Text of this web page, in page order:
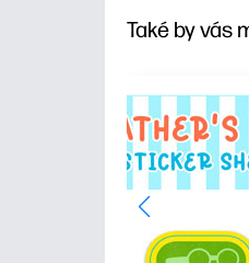
Také by vás